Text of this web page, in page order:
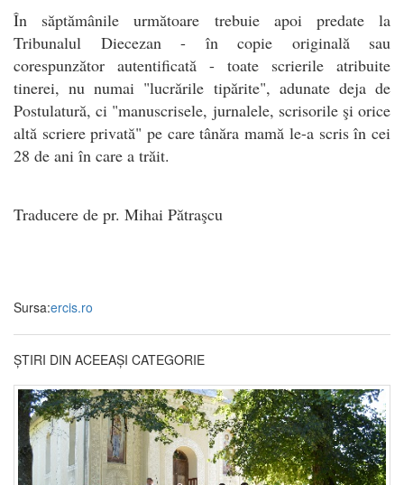
În săptămânile următoare trebuie apoi predate la
Tribunalul Diecezan - în copie originală sau
corespunzător autentificată - toate scrierile atribuite
tinerei, nu numai "lucrările tipărite", adunate deja de
Postulatură, ci "manuscrisele, jurnalele, scrisorile şi orice
altă scriere privată" pe care tânăra mamă le-a scris în cei
28 de ani în care a trăit.
Traducere de pr. Mihai Pătraşcu
Sursa:ercis.ro
ȘTIRI DIN ACEEAȘI CATEGORIE